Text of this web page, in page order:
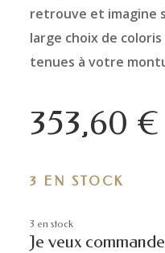
retrouve et imagine
large choix de
tenues à votre
353,60 €
3 EN STOCK
3 en stock
Je veux